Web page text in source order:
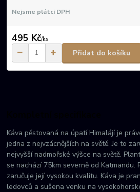
Nejsme plátci DPH
495 Kč/ks
Přidat do košíku
Káva pěstovaná na úpatí Himalájí je
jedna z nejvzácnějších na světě. Je to
nejvyšší nadmořské výšce na světě.
se nachází 75km severně od Katmandu.
zaručuje její vysokou kvalitu. Káva je
ledovců a sušena venku na